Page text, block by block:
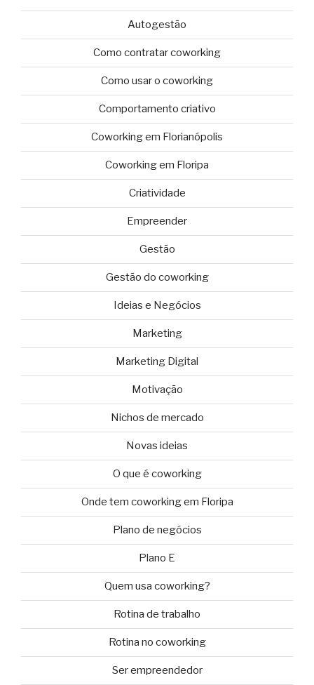
Autogestão
Como contratar coworking
Como usar o coworking
Comportamento criativo
Coworking em Florianópolis
Coworking em Floripa
Criatividade
Empreender
Gestão
Gestão do coworking
Ideias e Negócios
Marketing
Marketing Digital
Motivação
Nichos de mercado
Novas ideias
O que é coworking
Onde tem coworking em Floripa
Plano de negócios
Plano E
Quem usa coworking?
Rotina de trabalho
Rotina no coworking
Ser empreendedor